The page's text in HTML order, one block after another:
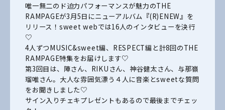
唯一無二のド迫力パフォーマンスが魅力のTHE
RAMPAGEが3月5日にニューアルバム 『(R)ENEW』 を
リリース！ sweet webでは16人のインタビューを決行
♡
4人ずつMUSIC&sweet編、RESPECT編と計8回のTHE
RAMPAGE特集をお届けします♡
第3回目は、陣さん、RIKUさん、神谷健太さん、与那嶺
瑠唯さん。大人な雰囲気漂う４人に音楽とsweetな質問
をお聞きしました♡
サイン入りチェキプレゼントもあるので最後までチェッ